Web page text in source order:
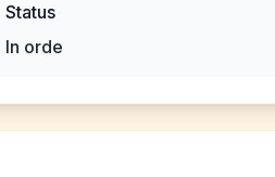
Status
In orde